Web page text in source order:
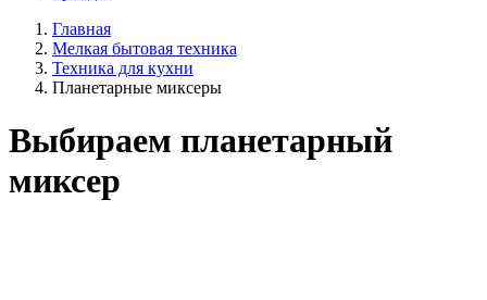
Главная
Мелкая бытовая техника
Техника для кухни
Планетарные миксеры
Выбираем планетарный
миксер